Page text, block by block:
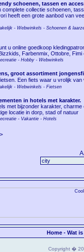
schoenen, tassen en
complete collectie schoenen,
heeft een grote aanbod van
- Webwinkels - Schoenen &
u online goedkoop
Farbenmix, Ottobre, Fimi
- Hobby - Webwinkels
groot assortiment
Een fiets waar u vrolijk
- Webwinkels - Fietsen
in hotels met karakter.
met bijzonder karakter,
locatie in dorp, stad of natuur
- Vakantie - Hotels
>
Home - Wat
Copyright �